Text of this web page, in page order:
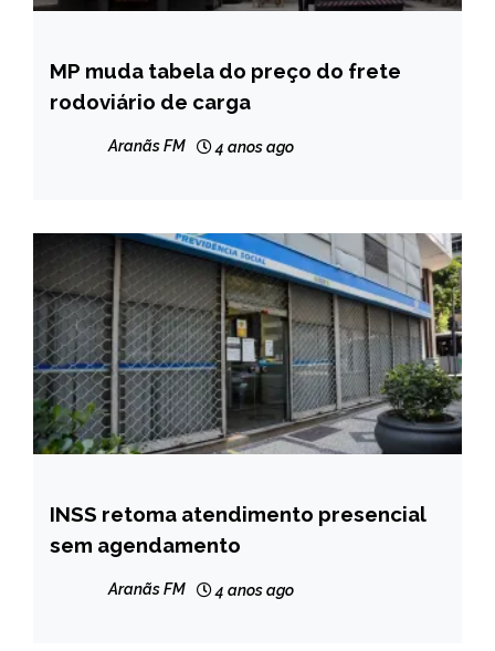
BRASIL
NOTÍCIAS
MP muda tabela do preço do frete
rodoviário de carga
Aranãs FM 4 anos ago
BRASIL
NOTÍCIAS
INSS retoma atendimento presencial
sem agendamento
Aranãs FM 4 anos ago